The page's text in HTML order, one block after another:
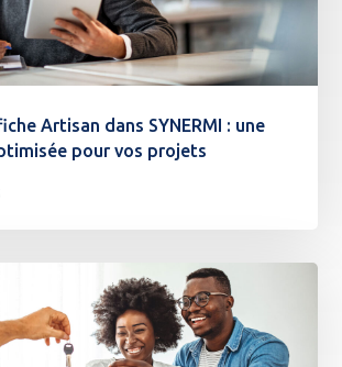
Artisan dans SYNERMI : une
pour vos projets